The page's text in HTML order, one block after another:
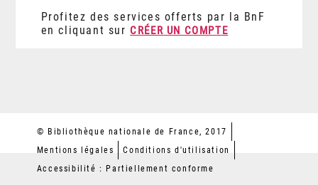
Profitez des services offerts par la BnF
en cliquant sur CRÉER UN COMPTE
© Bibliothèque nationale de France, 2017
Mentions légales
Conditions d'utilisation
Accessibilité : Partiellement conforme